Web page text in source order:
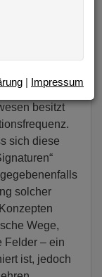
Jede
besitzt
sich diese
solcher
Wege,
Felder – ein
ist, jedoch
| Impressum